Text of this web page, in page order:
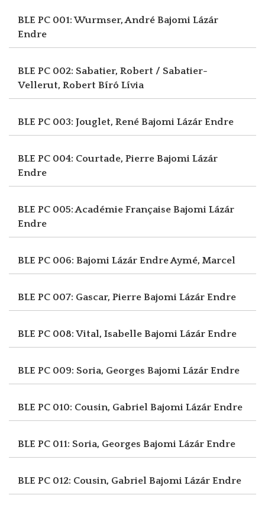
BLE PC 001: Wurmser, André Bajomi Lázár
Endre
BLE PC 002: Sabatier, Robert / Sabatier-
Vellerut, Robert Bíró Lívia
BLE PC 003: Jouglet, René Bajomi Lázár Endre
BLE PC 004: Courtade, Pierre Bajomi Lázár
Endre
BLE PC 005: Académie Française Bajomi Lázár
Endre
BLE PC 006: Bajomi Lázár EndreAymé, Marcel
BLE PC 007: Gascar, Pierre Bajomi Lázár Endre
BLE PC 008: Vital, Isabelle Bajomi Lázár Endre
BLE PC 009: Soria, Georges Bajomi Lázár Endre
BLE PC 010: Cousin, Gabriel Bajomi Lázár Endre
BLE PC 011: Soria, Georges Bajomi Lázár Endre
BLE PC 012: Cousin, Gabriel Bajomi Lázár Endre